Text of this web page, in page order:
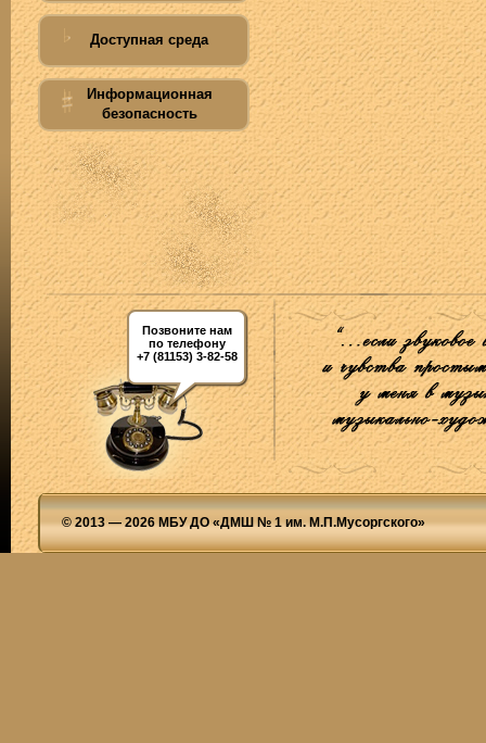
Доступная среда
Информационная
безопасность
Позвоните нам
по телефону
+7 (81153) 3-82-58
© 2013 — 2026 МБУ ДО «ДМШ № 1 им. М.П.Мусоргского»